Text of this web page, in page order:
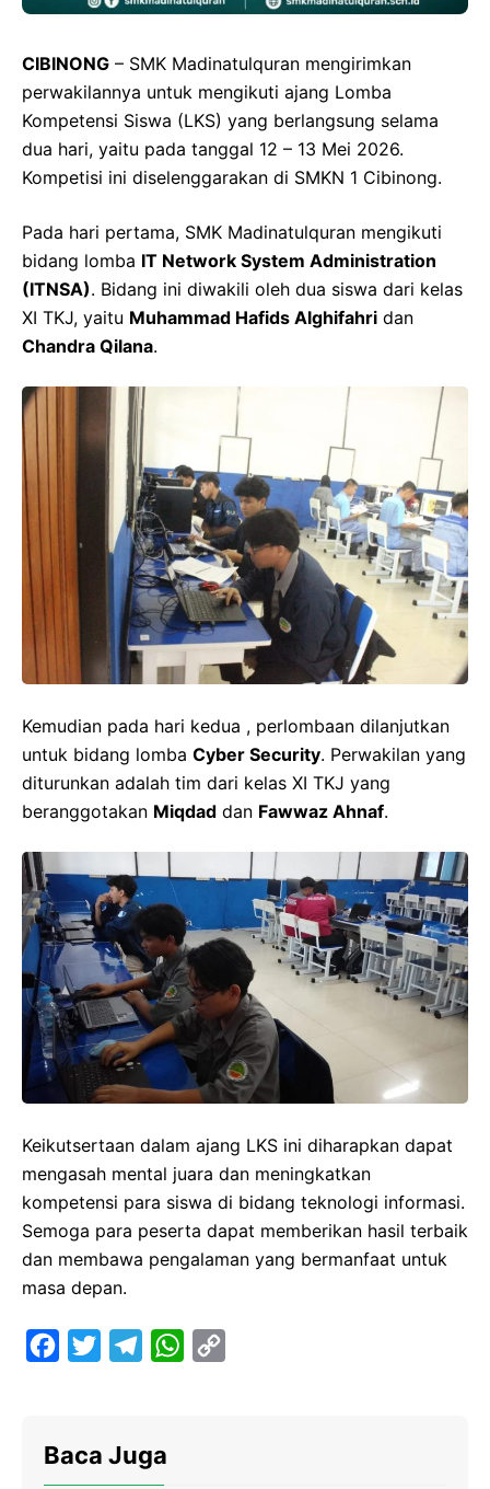
CIBINONG – SMK Madinatulquran mengirimkan
perwakilannya untuk mengikuti ajang Lomba
Kompetensi Siswa (LKS) yang berlangsung selama
dua hari, yaitu pada tanggal 12 – 13 Mei 2026.
Kompetisi ini diselenggarakan di SMKN 1 Cibinong.
Pada hari pertama, SMK Madinatulquran mengikuti
bidang lomba IT Network System Administration
(ITNSA). Bidang ini diwakili oleh dua siswa dari kelas
XI TKJ, yaitu Muhammad Hafids Alghifahri dan
Chandra Qilana.
Kemudian pada hari kedua , perlombaan dilanjutkan
untuk bidang lomba Cyber Security. Perwakilan yang
diturunkan adalah tim dari kelas XI TKJ yang
beranggotakan Miqdad dan Fawwaz Ahnaf.
Keikutsertaan dalam ajang LKS ini diharapkan dapat
mengasah mental juara dan meningkatkan
kompetensi para siswa di bidang teknologi informasi.
Semoga para peserta dapat memberikan hasil terbaik
dan membawa pengalaman yang bermanfaat untuk
masa depan.
g
W
Baca Juga